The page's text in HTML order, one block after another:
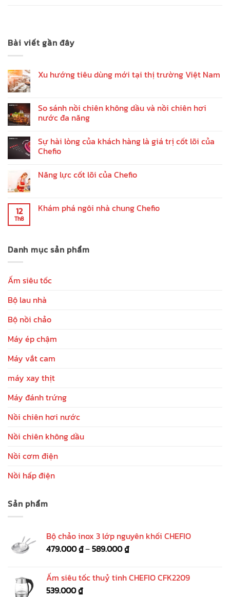
Bài viết gần đây
Xu hướng tiêu dùng mới tại thị trường Việt Nam
So sánh nồi chiên không dầu và nồi chiên hơi
nước đa năng
Sự hài lòng của khách hàng là giá trị cốt lõi của
Chefio
Năng lực cốt lõi của Chefio
12
Th8
Khám phá ngôi nhà chung Chefio
Danh mục sản phẩm
Ấm siêu tốc
Bộ lau nhà
Bộ nồi chảo
Máy ép chậm
Máy vắt cam
máy xay thịt
Máy đánh trứng
Nồi chiên hơi nước
Nồi chiên không dầu
Nồi cơm điện
Nồi hấp điện
Sản phẩm
Bộ chảo inox 3 lớp nguyên khối CHEFIO
479.000₫–589.000₫
Ấm siêu tốc thuỷ tinh CHEFIO CFK2209
539.000₫